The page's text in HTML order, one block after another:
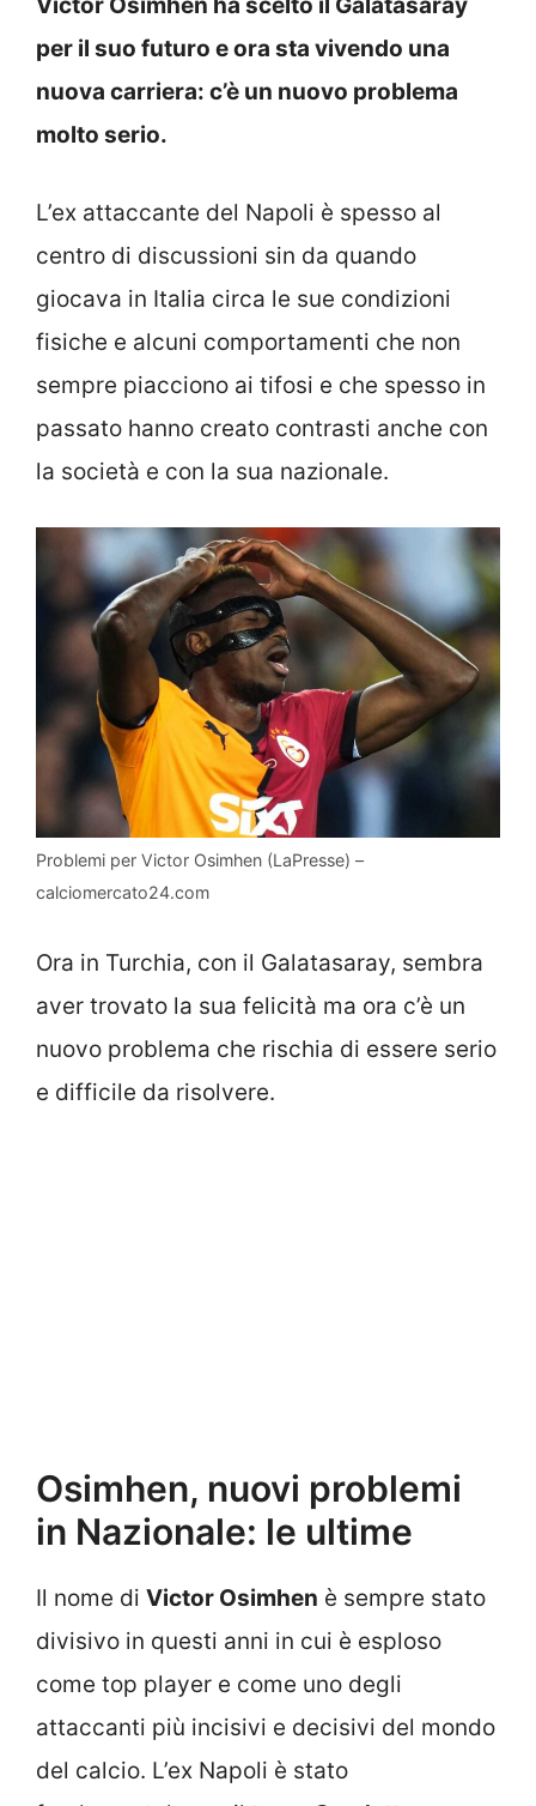
Victor Osimhen ha scelto il Galatasaray
per il suo futuro e ora sta vivendo una
nuova carriera: c’è un nuovo problema
molto serio.
L’ex attaccante del Napoli è spesso al
centro di discussioni sin da quando
giocava in Italia circa le sue condizioni
fisiche e alcuni comportamenti che non
sempre piacciono ai tifosi e che spesso in
passato hanno creato contrasti anche con
la società e con la sua nazionale.
Problemi per Victor Osimhen (LaPresse) –
calciomercato24.com
Ora in Turchia, con il Galatasaray, sembra
aver trovato la sua felicità ma ora c’è un
nuovo problema che rischia di essere serio
e difficile da risolvere.
Osimhen, nuovi problemi
in Nazionale: le ultime
Il nome di Victor Osimhen è sempre stato
divisivo in questi anni in cui è esploso
come top player e come uno degli
attaccanti più incisivi e decisivi del mondo
del calcio. L’ex Napoli è stato